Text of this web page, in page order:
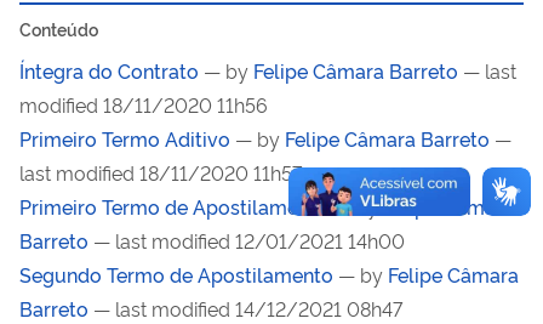
Conteúdo
Íntegra do Contrato — by Felipe Câmara Barreto
modified 18/11/2020 11h56
Primeiro Termo Aditivo — by Felipe Câmara Barreto
last modified 18/11/2020 11h57
Primeiro Termo de Apostilamento— byFelipe Câmara
Barreto
— last modified 12/01/2021 14h00
Segundo Termo de Apostilamento — by Felipe Câmara
Barreto
— last modified 14/12/2021 08h47